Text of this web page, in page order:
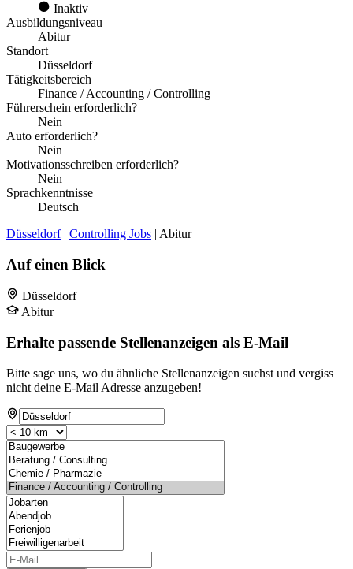
Inaktiv
Ausbildungsniveau
Abitur
Standort
Düsseldorf
Tätigkeitsbereich
Finance / Accounting / Controlling
Führerschein erforderlich?
Nein
Auto erforderlich?
Nein
Motivationsschreiben erforderlich?
Nein
Sprachkenntnisse
Deutsch
Düsseldorf| Controlling Jobs | Abitur
Auf einen Blick
Düsseldorf
Abitur
Erhalte passende Stellenanzeigen als E-Mail
Bitte sage uns, wo du ähnliche Stellenanzeigen suchst und vergiss
nicht deine E-Mail Adresse anzugeben!